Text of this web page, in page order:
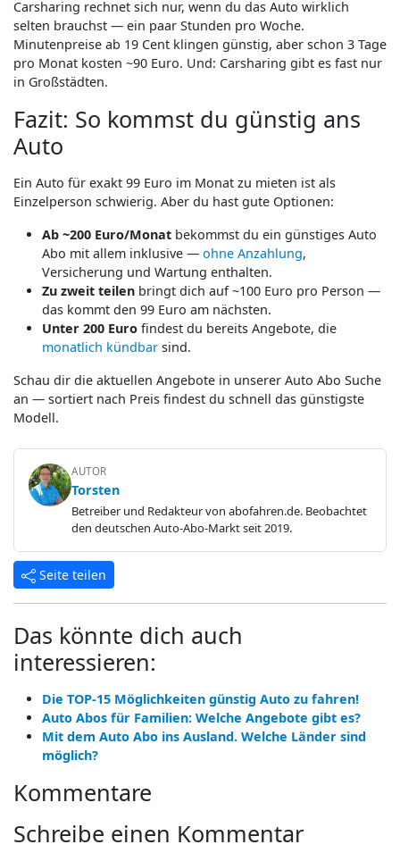
Carsharing rechnet sich nur, wenn du das Auto wirklich
selten brauchst — ein paar Stunden pro Woche.
Minutenpreise ab 19 Cent klingen günstig, aber schon 3 Tage
pro Monat kosten ~90 Euro. Und: Carsharing gibt es fast nur
in Großstädten.
Fazit: So kommst du günstig ans
Auto
Ein Auto für exakt 99 Euro im Monat zu mieten ist als
Einzelperson schwierig. Aber du hast gute Optionen:
Ab ~200 Euro/Monat bekommst du ein günstiges Auto
Abo mit allem inklusive — ohne Anzahlung,
Versicherung und Wartung enthalten.
Zu zweit teilen bringt dich auf ~100 Euro pro Person —
das kommt den 99 Euro am nächsten.
Unter 200 Euro findest du bereits Angebote, die
monatlich kündbar sind.
Schau dir die aktuellen Angebote in unserer Auto Abo Suche
an — sortiert nach Preis findest du schnell das günstigste
Modell.
AUTOR
Torsten
Betreiber und Redakteur von abofahren.de. Beobachtet
den deutschen Auto-Abo-Markt seit 2019.
Seite teilen
Das könnte dich auch
interessieren:
Die TOP-15 Möglichkeiten günstig Auto zu fahren!
Auto Abos für Familien: Welche Angebote gibt es?
Mit dem Auto Abo ins Ausland. Welche Länder sind
möglich?
Kommentare
Schreibe einen Kommentar